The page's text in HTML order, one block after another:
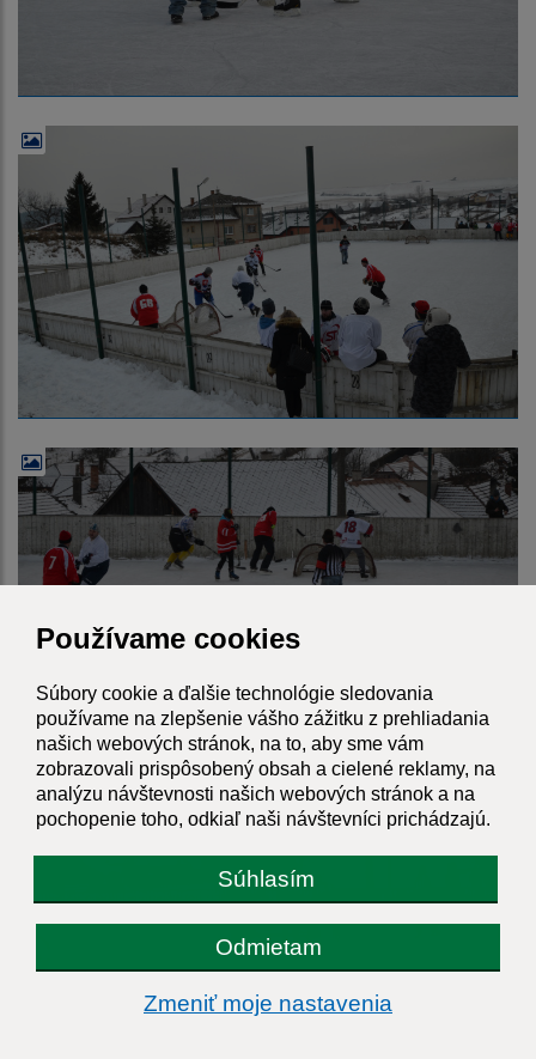
Používame cookies
Súbory cookie a ďalšie technológie sledovania
používame na zlepšenie vášho zážitku z prehliadania
našich webových stránok, na to, aby sme vám
zobrazovali prispôsobený obsah a cielené reklamy, na
analýzu návštevnosti našich webových stránok a na
pochopenie toho, odkiaľ naši návštevníci prichádzajú.
Súhlasím
Odmietam
Zmeniť moje nastavenia